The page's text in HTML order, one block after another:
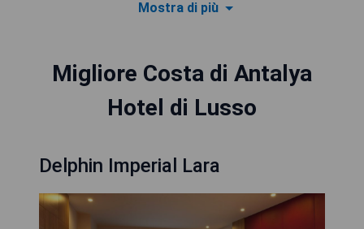
Mostra di più
Migliore Costa di Antalya
Hotel di Lusso
Delphin Imperial Lara